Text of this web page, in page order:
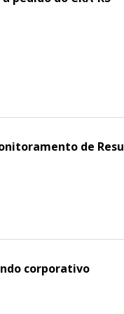
de
corporativo